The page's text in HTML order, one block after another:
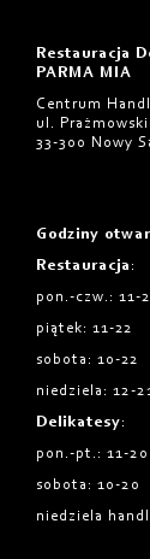
Restauracja
PARMA MIA
Centrum
ul.
33-300 Nowy
Godziny
Restauracja :
pon.-czw.: 11-
piątek: 11-22
sobota: 10-22
niedziela: 12-
Delikatesy:
pon.-pt.: 11-20
sobota: 10-20
niedziela